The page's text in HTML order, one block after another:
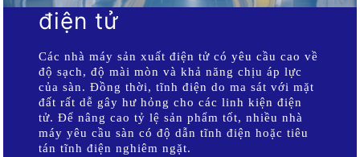
điện tử
Các nhà máy sản xuất điện tử có yêu cầu cao về
độ sạch, độ mài mòn và khả năng chịu áp lực
của sàn. Đồng thời, tĩnh điện do ma sát với mặt
đất rất dễ gây hư hỏng cho các linh kiện điện
tử. Để nâng cao tỷ lệ sản phẩm tốt, nhiều nhà
máy yêu cầu sàn có độ dẫn tĩnh điện hoặc tiêu
tán tĩnh điện nghiêm ngặt.